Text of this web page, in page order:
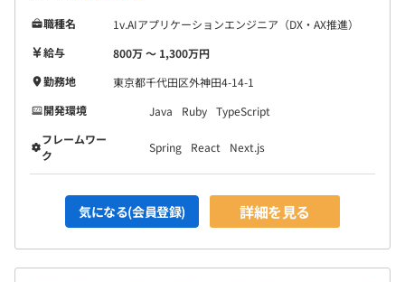
職種名
1v.AIアプリケーションエンジニア（DX・AX推進）
給与
800万 〜 1,300万円
勤務地
東京都千代田区外神田4-14-1
開発環境
Java Ruby TypeScript
フレームワー
ク
Spring React Next.js
気になる(会員登録) 詳細を見る